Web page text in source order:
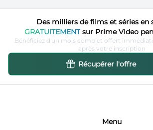
Des milliers de films et séries en
GRATUITEMENTsur Prime Video
Bénéficiez d'un mois complet offert
après votre inscription
Récupérer l'offre
Menu